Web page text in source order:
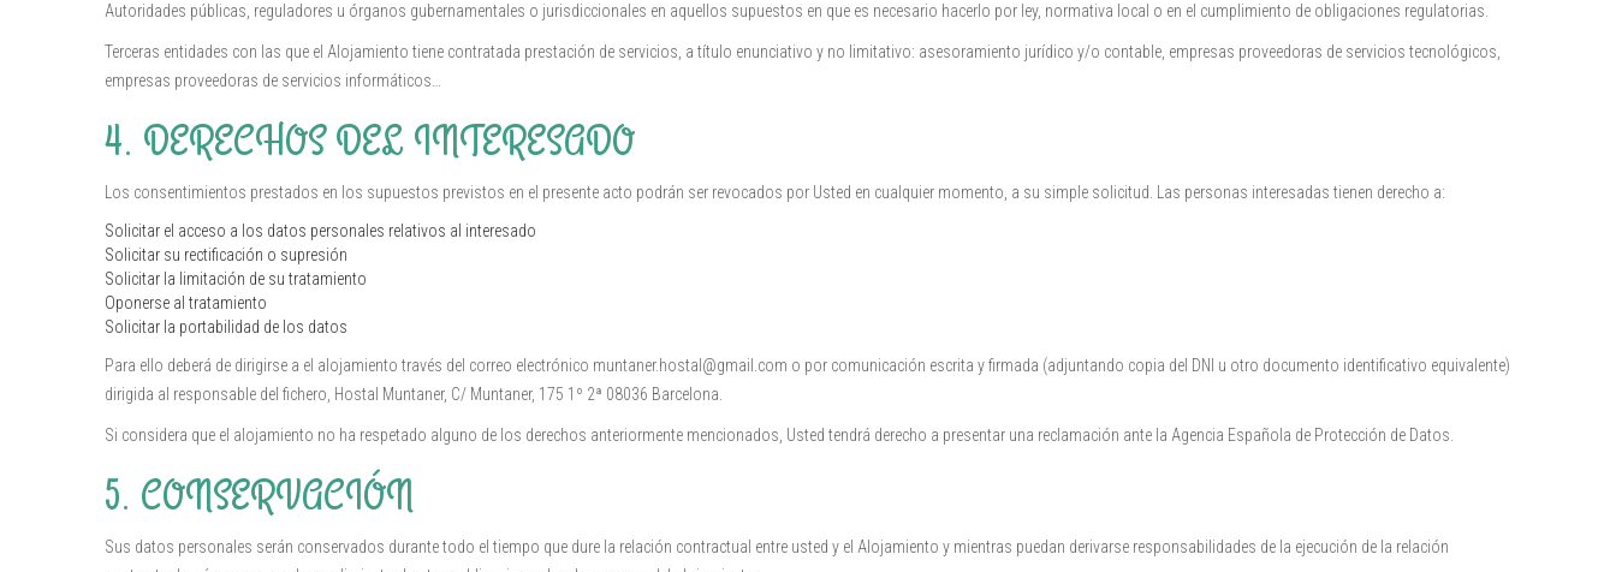
Autoridades públicas, reguladores u órganos gubernamentales o jurisdiccionales en aquellos supuestos en que es necesario hacerlo por ley, normativa local o en el cumplimiento de obligaciones regulatorias.
Terceras entidades con las que el Alojamiento tiene contratada prestación de servicios, a título enunciativo y no limitativo: asesoramiento jurídico y/o contable, empresas proveedoras de servicios tecnológicos,
empresas proveedoras de servicios informáticos…
4. DERECHOS DEL INTERESADO
Los consentimientos prestados en los supuestos previstos en el presente acto podrán ser revocados por Usted en cualquier momento, a su simple solicitud. Las personas interesadas tienen derecho a:
Solicitar el acceso a los datos personales relativos al interesado
Solicitar su rectificación o supresión
Solicitar la limitación de su tratamiento
Oponerse al tratamiento
Solicitar la portabilidad de los datos
Para ello deberá de dirigirse a el alojamiento través del correo electrónico muntaner.hostal@gmail.com o por comunicación escrita y firmada (adjuntando copia del DNI u otro documento identificativo equivalente)
dirigida al responsable del fichero, Hostal Muntaner, C/ Muntaner, 175 1º 2ª 08036 Barcelona.
Si considera que el alojamiento no ha respetado alguno de los derechos anteriormente mencionados, Usted tendrá derecho a presentar una reclamación ante la Agencia Española de Protección de Datos.
5. CONSERVACIÓN
Sus datos personales serán conservados durante todo el tiempo que dure la relación contractual entre usted y el Alojamiento y mientras puedan derivarse responsabilidades de la ejecución de la relación